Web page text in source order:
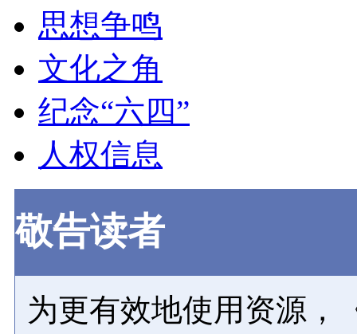
思想争鸣
文化之角
纪念“六四”
人权信息
敬告读者
为更有效地使用资源，